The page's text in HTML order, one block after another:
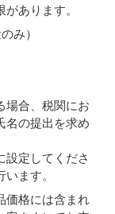
あります。
み）
場合、税関にお
名の提出を求め
設定してくださ
ます。
価格には含まれ